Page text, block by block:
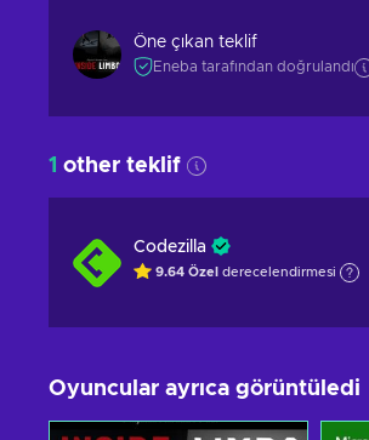
Öne çıkan teklif
Eneba tarafından doğrulandı
1 other teklif
Codezilla
9.64 Özel derecelendirmesi
Oyuncular ayrıca görüntüledi